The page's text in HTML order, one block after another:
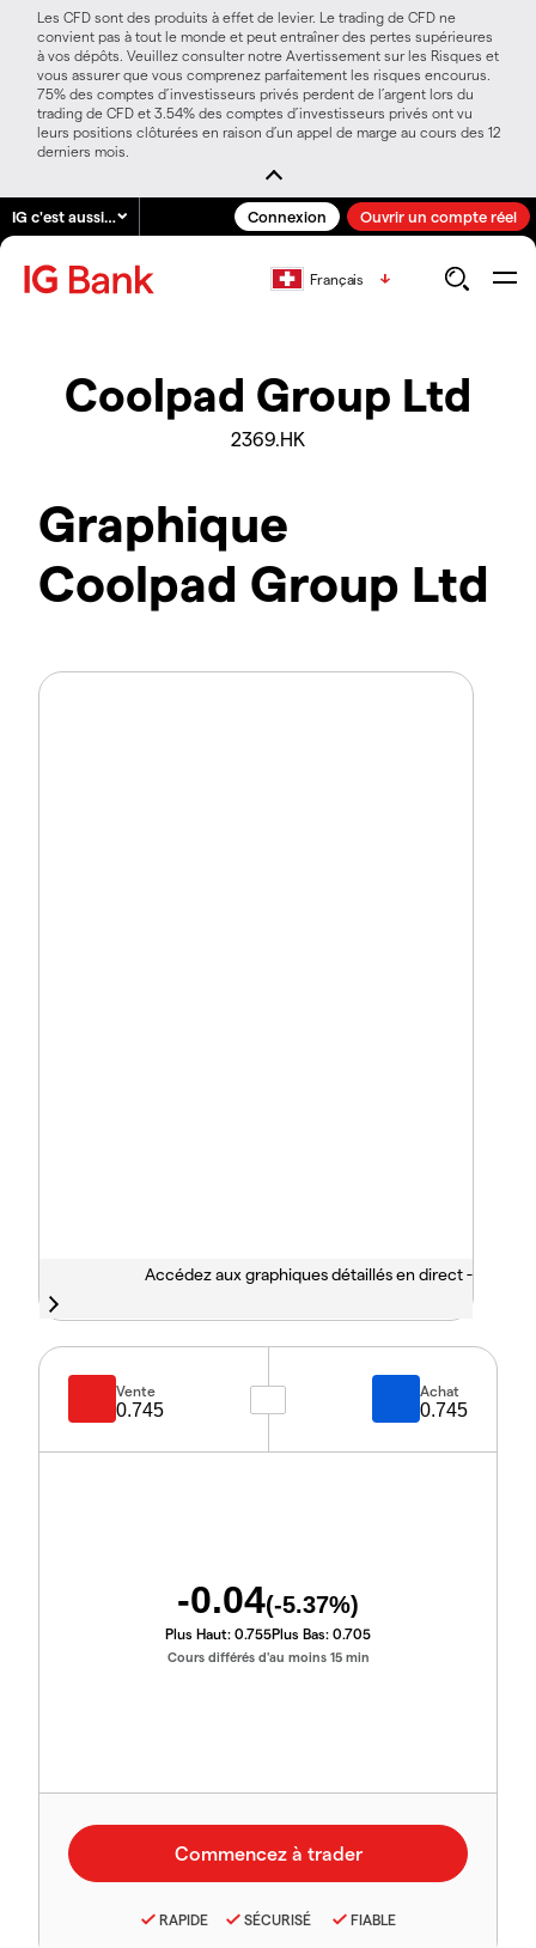
Les CFD sont des produits à effet de levier. Le trading de CFD ne
convient pas à tout le monde et peut entraîner des pertes supérieures
à vos dépôts. Veuillez consulter notre Avertissement sur les Risques et
vous assurer que vous comprenez parfaitement les risques encourus.
75% des comptes d’investisseurs privés perdent de l’argent lors du
trading de CFD et 3.54% des comptes d’investisseurs privés ont vu
leurs positions clôturées en raison d’un appel de marge au cours des 12
derniers mois.
IG c'est aussi… Connexion Ouvrir un compte réel
Français
Coolpad Group Ltd
2369.HK
Graphique
Coolpad Group Ltd
Accédez aux graphiques détaillés en direct -
Vente
0.745
Achat
0.745
-0.04(-5.37%)
Plus Haut: 0.755Plus Bas: 0.705
Cours différés d'au moins 15 min
RAPIDE SÉCURISÉ FIABLE